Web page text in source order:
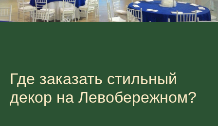
Где заказать стильный
декор на Левобережном?